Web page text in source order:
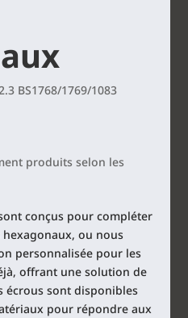
BS1768/1769/1083
produits selon les
conçus pour compléter
ou nous
personnalisée pour les
offrant une solution de
écrous sont disponibles
pour répondre aux